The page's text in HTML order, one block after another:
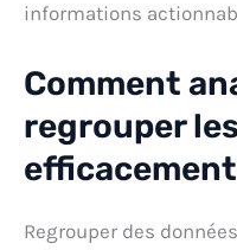
informations
Comment
regrouper
efficacement
Regrouper des